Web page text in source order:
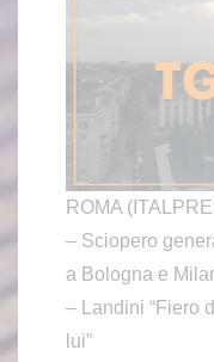
ROMA
– Sciopero
a Bologna e
– Landini “Fiero
lui”